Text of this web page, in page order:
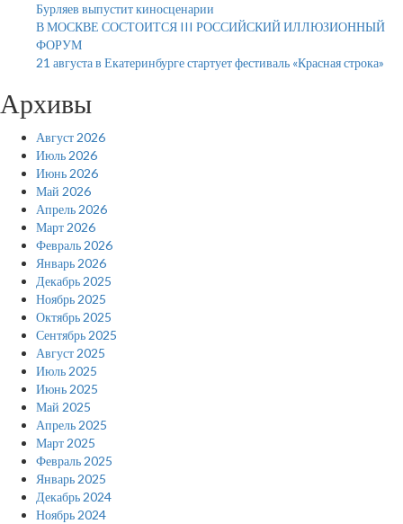
Бурляев выпустит киносценарии
В МОСКВЕ СОСТОИТСЯ III РОССИЙСКИЙ ИЛЛЮЗИОННЫЙ
ФОРУМ
21 августа в Екатеринбурге стартует фестиваль «Красная строка»
Архивы
Август 2026
Июль 2026
Июнь 2026
Май 2026
Апрель 2026
Март 2026
Февраль 2026
Январь 2026
Декабрь 2025
Ноябрь 2025
Октябрь 2025
Сентябрь 2025
Август 2025
Июль 2025
Июнь 2025
Май 2025
Апрель 2025
Март 2025
Февраль 2025
Январь 2025
Декабрь 2024
Ноябрь 2024